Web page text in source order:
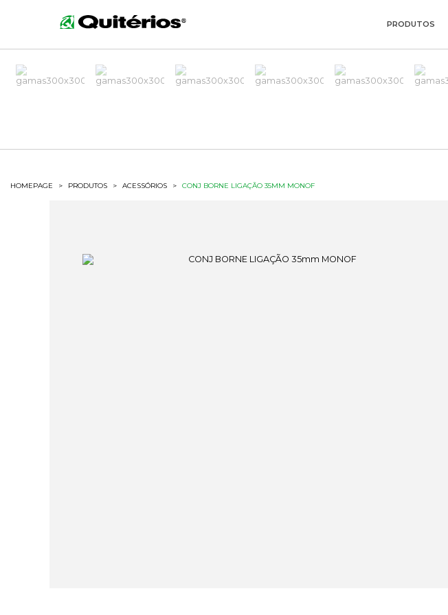
PRODUTOS
HOMEPAGE > PRODUTOS > ACESSÓRIOS > CONJ BORNE LIGAÇÃO 35MM MONOF